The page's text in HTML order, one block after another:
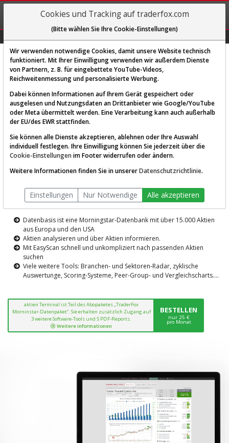
REGIS-
TRIEREN
Diese Funktion ist nur für
AKTIEN-TERMINAL
Die Aktienanalyse-Plattform von
TraderFox
Datenbasis ist eine Morningstar-Datenbank mit über 15.000 Aktien
aus Europa und den USA
Aktien analysieren und über Aktien informieren.
Mit EasyScan schnell und unkompliziert nach passenden Aktien
suchen
Viele weitere Tools: Branchen- und Sektoren-Radar, zyklische
Auswertunge, Scoring-Systeme, Peer-Group- und Vergleichscharts....
aktien Terminal ist Teil des Abopaketes „TraderFox
Morninstar-Datenpaket“. Sie erhalten zusätzlich Zugang auf
3 weitere Software-Tools und 5 PDF-Reports.
Weitere Informationen
BESTELLEN
nur 25 €
pro Monat
Cookies und Tracking auf traderfox.com
(Bitte wählen Sie Ihre Cookie-Einstellungen)
Wir verwenden notwendige Cookies, damit unsere Website technisch
funktioniert. Mit Ihrer Einwilligung verwenden wir außerdem Dienste
von Partnern, z. B. für eingebettete YouTube-Videos,
Reichweitenmessung und personalisierte Werbung.
Dabei können Informationen auf Ihrem Gerät gespeichert oder
ausgelesen und Nutzungsdaten an Drittanbieter wie Google/YouTube
oder Meta übermittelt werden. Eine Verarbeitung kann auch außerhalb
der EU/des EWR stattfinden.
Sie können alle Dienste akzeptieren, ablehnen oder Ihre Auswahl
individuell festlegen. Ihre Einwilligung können Sie jederzeit über die
Cookie-Einstellungen im Footer widerrufen oder ändern.
Weitere Informationen finden Sie in unsererDatenschutzrichtlinie.
Einstellungen Nur Notwendige Alle akzeptieren